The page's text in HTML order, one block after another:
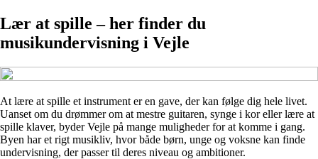
Lær at spille – her finder du
musikundervisning i Vejle
At lære at spille et instrument er en gave, der kan følge dig hele livet.
Uanset om du drømmer om at mestre guitaren, synge i kor eller lære at
spille klaver, byder Vejle på mange muligheder for at komme i gang.
Byen har et rigt musikliv, hvor både børn, unge og voksne kan finde
undervisning, der passer til deres niveau og ambitioner.